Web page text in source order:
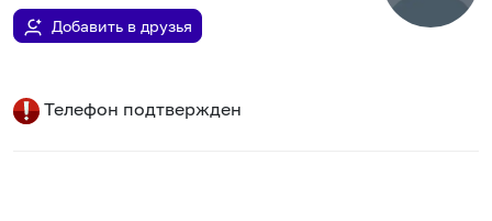
Добавить в друзья
Телефон подтвержден